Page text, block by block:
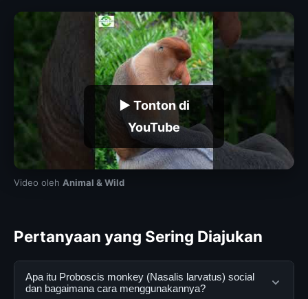
▶ Tonton di
YouTube
Video oleh Animal & Wild
Pertanyaan yang Sering Diajukan
Apa itu Proboscis monkey (Nasalis larvatus) social
dan bagaimana cara menggunakannya?